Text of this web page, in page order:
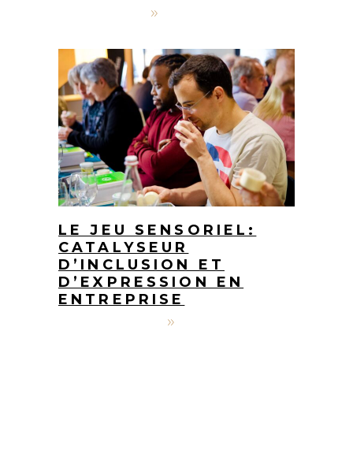
LE JEU SENSORIEL:
CATALYSEUR
D’INCLUSION ET
D’EXPRESSION EN
ENTREPRISE